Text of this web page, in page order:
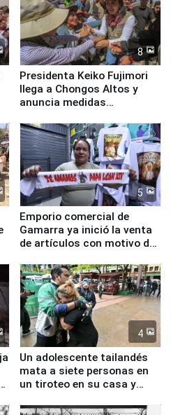
8
Presidenta Keiko Fujimori
llega a Chongos Altos y
anuncia medidas
educación, salud y empleo
5
Emporio comercial de
Gamarra ya inició la venta
de artículos con motivo de
4
Un adolescente tailandés
mata a siete personas en
un tiroteo en su casa y